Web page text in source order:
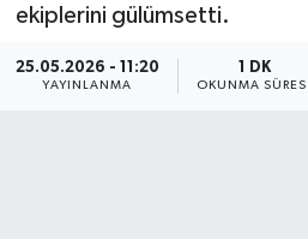
ekiplerini gülümsetti.
25.05.2026 - 11:20
YAYINLANMA
1 DK
OKUNMA SÜRESI
GENEL
Güncel
Haber Arşivi